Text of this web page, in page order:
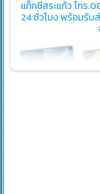
แท็กซี่สระแก้ว โทร
24 ชั่วโมง พร้อมรับ